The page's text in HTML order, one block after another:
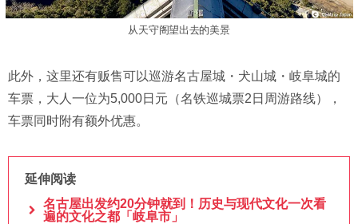
从天守阁望出去的美景
此外，这里还有贩售可以巡游名古屋城・犬山城・岐阜城的
车票，大人一位为5,000日元（名铁巡城票2日周游路线），
车票同时附有额外优惠。
延伸阅读
名古屋出发约20分钟就到！历史与现代文化一次看
遍的文化之都「岐阜市」